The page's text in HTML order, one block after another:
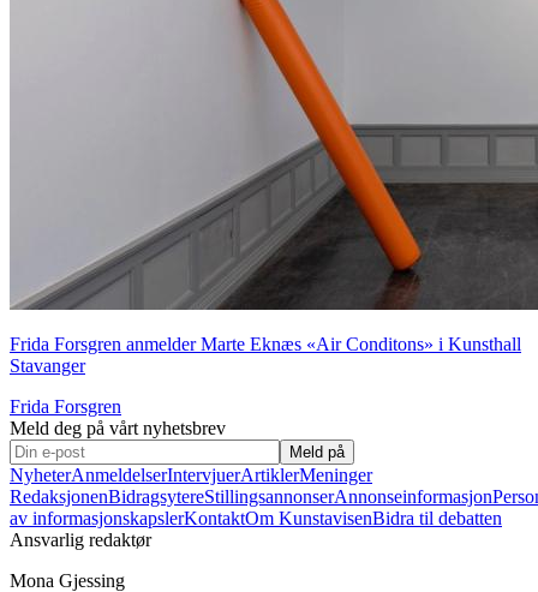
Frida Forsgren anmelder Marte Eknæs «Air Conditons» i Kunsthall
Stavanger
Frida Forsgren
Meld deg på vårt nyhetsbrev
Meld på
NyheterAnmeldelserIntervjuerArtiklerMeninger
RedaksjonenBidragsytereStillingsannonserAnnonseinformasjon
av informasjonskapslerKontaktOm KunstavisenBidra til debatten
Ansvarlig redaktør
Mona Gjessing